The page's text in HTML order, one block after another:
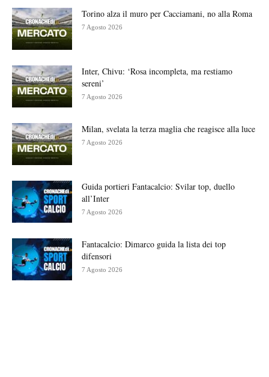
Torino alza il muro per Cacciamani, no alla Roma
7 Agosto 2026
Inter, Chivu: ‘Rosa incompleta, ma restiamo
sereni’
7 Agosto 2026
Milan, svelata la terza maglia che reagisce alla luce
7 Agosto 2026
Guida portieri Fantacalcio: Svilar top, duello
all’Inter
7 Agosto 2026
Fantacalcio: Dimarco guida la lista dei top
difensori
7 Agosto 2026